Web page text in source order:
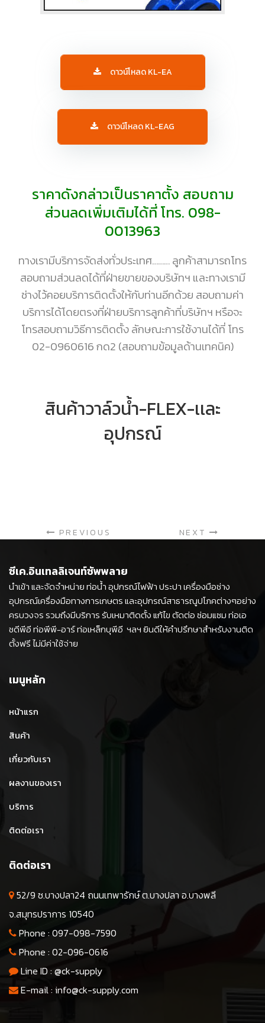
ดาวน์โหลด KL-EA
ดาวน์โหลด KL-EAG
ราคาดังกล่าวเป็นราคาตั้ง สอบถาม
ส่วนลดเพิ่มเติมได้ที่ โทร. 098-
0013963
ทางเรามีบริการจัดส่งทั่วประเทศ……… ลูกค้าสามารถโทร
สอบถามส่วนลดได้ที่ฝ่ายขายของบริษัทฯ และทางเรามี
ช่างไว้คอยบริการติดตั้งให้กับท่านอีกด้วย สอบถามค่า
บริการได้โดยตรงที่ฝ่ายบริการลูกค้าที่บริษัทฯ หรือจะ
โทรสอบถามวิธีการติดตั้ง ลักษณะการใช้งานได้ที่ โทร
02-0960616 กด2 (สอบถามข้อมูลด้านเทคนิค)
สินค้าวาล์วน้ำ-FLEX-เเละ
อุปกรณ์
PREVIOUS NEXT
ซีเค.อินเทลลิเจนท์ซัพพลาย
นำเข้า และจัดจำหน่าย ท่อน้ำ อุปกรณ์ไฟฟ้า ประปา เครื่องมือช่าง
อุปกรณ์เครื่องมือทางการเกษตร และอุปกรณ์สาธารณูปโภคต่างๆอย่าง
ครบวงจร รวมถึงมีบริการ รับเหมาติดตั้ง แก้ไข ตัดต่อ ซ่อมแซม ท่อเอ
ชดีพีอี ท่อพีพี-อาร์ ท่อเหล็กบุพีอี ฯลฯ ยินดีให้คำปรึกษาสำหรับงานติด
ตั้งฟรี ไม่มีค่าใช้จ่าย
เมนูหลัก
หน้าแรก
สินค้า
เกี่ยวกับเรา
ผลงานของเรา
บริการ
ติดต่อเรา
ติดต่อเรา
52/9 ซ.บางปลา24 ถนนเทพารักษ์ ต.บางปลา อ.บางพลี
จ.สมุทรปราการ 10540
Phone : 097-098-7590
Phone : 02-096-0616
Line ID :@ck-supply
E-mail : info@ck-supply.com